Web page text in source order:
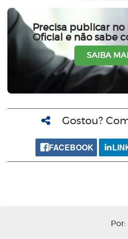
Precisa publicar no
Oficial e não sabe
SAIBA
Gostou?
FACEBOOK
Por: